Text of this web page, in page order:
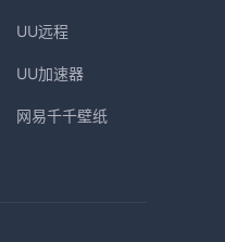
UU远程
UU加速器
网易千千壁纸